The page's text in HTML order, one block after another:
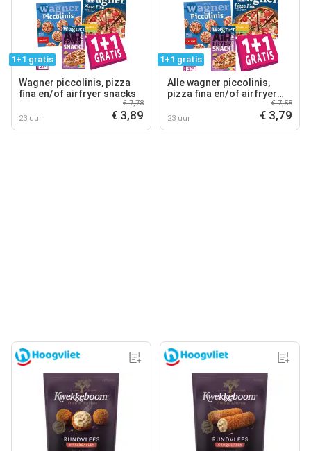
1+1 gratis
Wagner piccolinis, pizza
fina en/of airfryer snacks
23 uur
€ 7,78
€ 3,89
1+1 gratis
Alle wagner piccolinis,
pizza fina en/of airfryer
23 uur
€ 7,58
€ 3,79